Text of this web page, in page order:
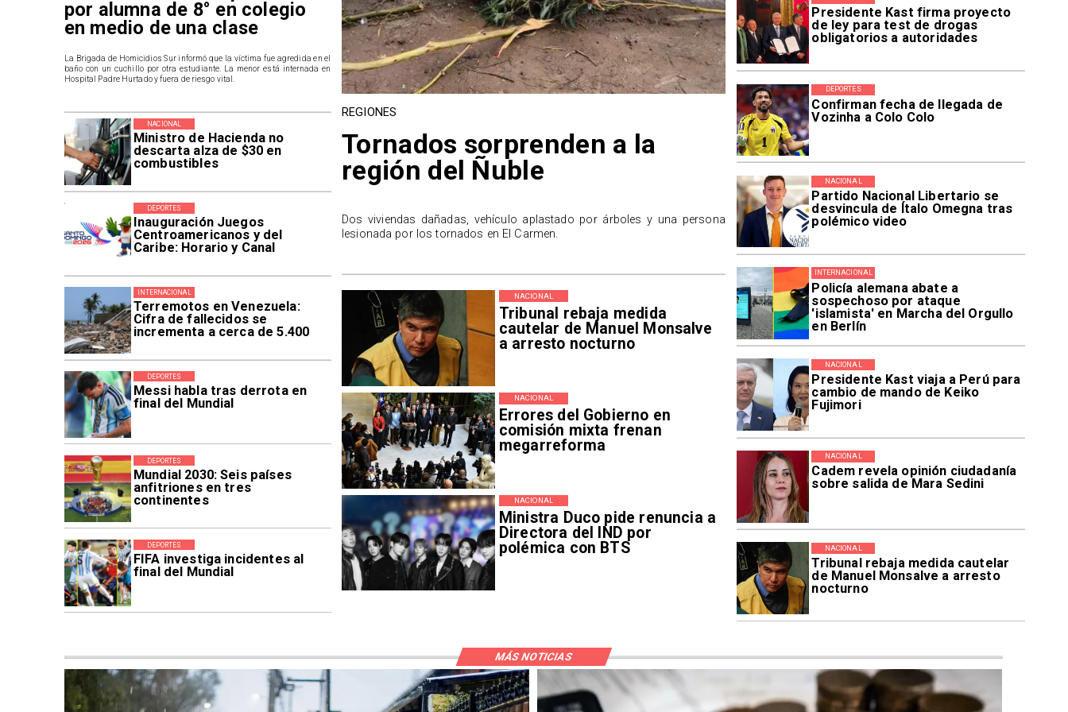
Presidente Kast firma proyecto
de ley para test de drogas
obligatorios a autoridades
Confirman fecha de llegada de
Vozinha a Colo Colo
DEPORTES
Partido Nacional Libertario se
desvincula de Ítalo Omegna tras
polémico video
NACIONAL
Policía alemana abate a
sospechoso por ataque
'islamista' en Marcha del Orgullo
en Berlín
INTERNACIONAL
Presidente Kast viaja a Perú para
cambio de mando de Keiko
Fujimori
NACIONAL
Cadem revela opinión ciudadanía
sobre salida de Mara Sedini
NACIONAL
Tribunal rebaja medida cautelar
de Manuel Monsalve a arresto
nocturno
NACIONAL
Ministro de Hacienda no
descarta alza de $30 en
combustibles
NACIONAL
Inauguración Juegos
Centroamericanos y del
Caribe: Horario y Canal
DEPORTES
Terremotos en Venezuela:
Cifra de fallecidos se
incrementa a cerca de 5.400
INTERNACIONAL
Messi habla tras derrota en
final del Mundial
DEPORTES
Mundial 2030: Seis países
anfitriones en tres
continentes
DEPORTES
FIFA investiga incidentes al
final del Mundial
DEPORTES
Tribunal rebaja medida
cautelar de Manuel Monsalve
a arresto nocturno
NACIONAL
Errores del Gobierno en
comisión mixta frenan
megarreforma
NACIONAL
Ministra Duco pide renuncia a
Directora del IND por
polémica con BTS
NACIONAL
por alumna de 8° en colegio
en medio de una clase
La Brigada de Homicidios Sur informó que la víctima fue agredida en el
baño con un cuchillo por otra estudiante. La menor está internada en
Hospital Padre Hurtado y fuera de riesgo vital.
REGIONES
Tornados sorprenden a la
región del Ñuble
Dos viviendas dañadas, vehículo aplastado por árboles y una persona
lesionada por los tornados en El Carmen.
MÁS NOTICIAS